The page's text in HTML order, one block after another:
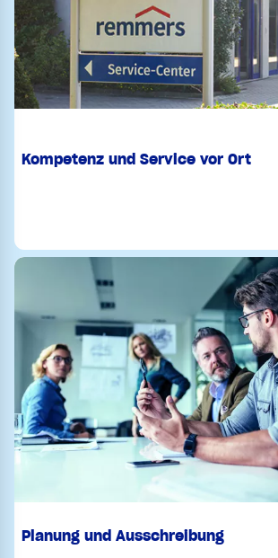
Kompetenz und Service vor Ort
Planung und Ausschreibung